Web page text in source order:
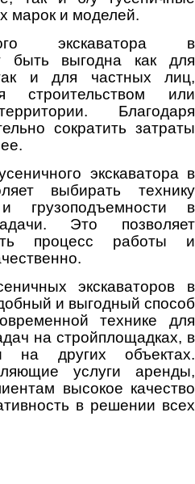
марок и моделей.
экскаватора в
быть выгодна как для
и для частных лиц,
строительством или
Благодаря
сократить затраты
экскаватора в
выбирать технику
грузоподъемности в
Это позволяет
процесс работы и
экскаваторов в
и выгодный способ
технике для
на стройплощадках, в
на других объектах.
услуги аренды,
высокое качество
в решении всех